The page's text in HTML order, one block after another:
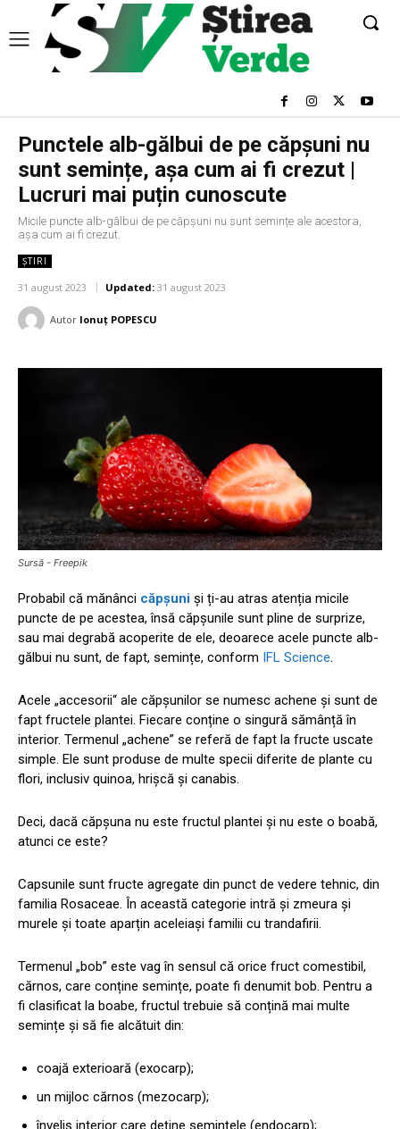
Punctele alb-gălbui de pe căpșuni nu
sunt semințe, așa cum ai fi crezut |
Lucruri mai puțin cunoscute
Micile puncte alb-gălbui de pe căpșuni nu sunt semințe ale acestora,
așa cum ai fi crezut.
ȘTIRI
31 august 2023 Updated: 31 august 2023
Autor Ionuț POPESCU
Sursă - Freepik
Probabil că mănânci căpșuni și ți-au atras atenția micile
puncte de pe acestea, însă căpșunile sunt pline de surprize,
sau mai degrabă acoperite de ele, deoarece acele puncte alb-
gălbui nu sunt, de fapt, semințe, conform IFL Science.
Acele „accesorii“ ale căpșunilor se numesc achene și sunt de
fapt fructele plantei. Fiecare conține o singură sămânță în
interior. Termenul „achene” se referă de fapt la fructe uscate
simple. Ele sunt produse de multe specii diferite de plante cu
flori, inclusiv quinoa, hrișcă și canabis.
Deci, dacă căpșuna nu este fructul plantei și nu este o boabă,
atunci ce este?
Capsunile sunt fructe agregate din punct de vedere tehnic, din
familia Rosaceae. În această categorie intră și zmeura și
murele și toate aparțin aceleiași familii cu trandafirii.
Termenul „bob” este vag în sensul că orice fruct comestibil,
cărnos, care conține semințe, poate fi denumit bob. Pentru a
fi clasificat la boabe, fructul trebuie să conțină mai multe
semințe și să fie alcătuit din:
coajă exterioară (exocarp);
un mijloc cărnos (mezocarp);
înveliș interior care deține semințele (endocarp);